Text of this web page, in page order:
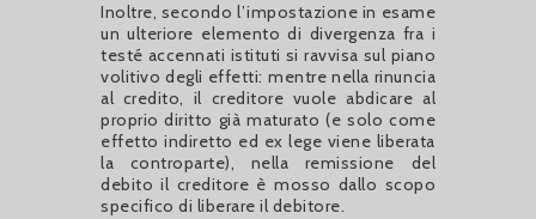
Inoltre, secondo l’impostazione in esame
un ulteriore elemento di divergenza fra i
testé accennati istituti si ravvisa sul piano
volitivo degli effetti: mentre nella rinuncia
al credito, il creditore vuole abdicare al
proprio diritto già maturato (e solo come
effetto indiretto ed ex lege viene liberata
la controparte), nella remissione del
debito il creditore è mosso dallo scopo
specifico di liberare il debitore.